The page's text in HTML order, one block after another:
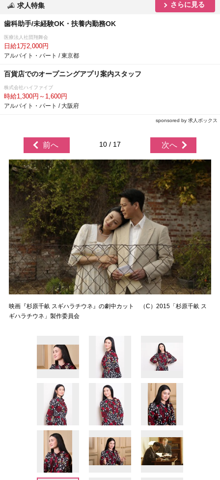
求人特集 さらに見る
歯科助手/未経験OK・扶養内勤務OK
医療法人社団翔舞会
日給1万2,000円
アルバイト・パート / 東京都
百貨店でのオープニングアプリ案内スタッフ
株式会社ハイファイブ
時給1,300円～1,600円
アルバイト・パート / 大阪府
sponsored by 求人ボックス
前へ 10 / 17 次へ
映画『杉原千畝 スギハラチウネ』の劇中カット （C）2015「杉原千畝 ス
ギハラチウネ」製作委員会